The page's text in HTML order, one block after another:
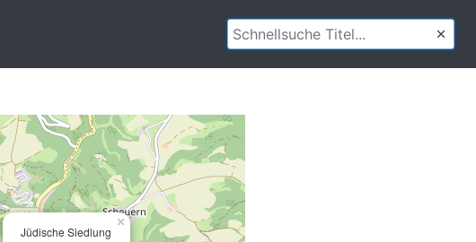
Jüdische Siedlung
×